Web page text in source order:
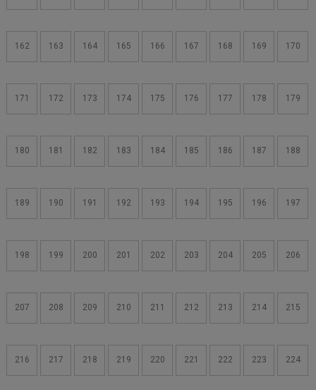
162 163 164 165 166 167 168 169 170
171 172 173 174 175 176 177 178 179
180 181 182 183 184 185 186 187 188
189 190 191 192 193 194 195 196 197
198 199 200 201 202 203 204 205 206
207 208 209 210 211 212 213 214 215
216 217 218 219 220 221 222 223 224